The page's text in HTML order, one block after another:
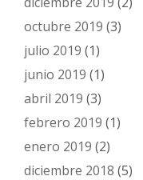
octubre 2019 (3)
julio 2019 (1)
junio 2019 (1)
abril 2019 (3)
febrero 2019 (1)
enero 2019 (2)
diciembre 2018 (5)